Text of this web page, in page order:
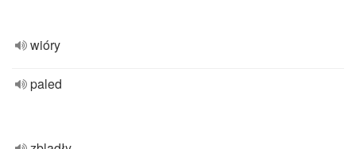
wióry
paled